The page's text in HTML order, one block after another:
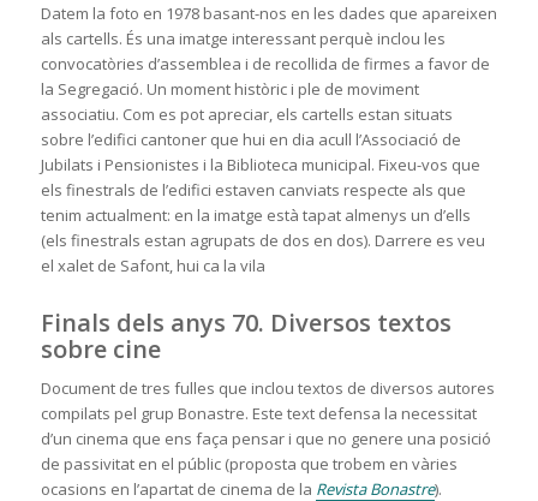
Datem la foto en 1978 basant-nos en les dades que apareixen
als cartells. És una imatge interessant perquè inclou les
convocatòries d’assemblea i de recollida de firmes a favor de
la Segregació. Un moment històric i ple de moviment
associatiu. Com es pot apreciar, els cartells estan situats
sobre l’edifici cantoner que hui en dia acull l’Associació de
Jubilats i Pensionistes i la Biblioteca municipal. Fixeu-vos que
els finestrals de l’edifici estaven canviats respecte als que
tenim actualment: en la imatge està tapat almenys un d’ells
(els finestrals estan agrupats de dos en dos). Darrere es veu
el xalet de Safont, hui ca la vila
Finals dels anys 70. Diversos textos
sobre cine
Document de tres fulles que inclou textos de diversos autores
compilats pel grup Bonastre. Este text defensa la necessitat
d’un cinema que ens faça pensar i que no genere una posició
de passivitat en el públic (proposta que trobem en vàries
ocasions en l’apartat de cinema de la Revista Bonastre).